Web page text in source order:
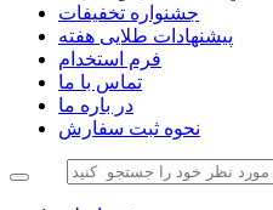
جشنواره تخفیفات
پیشنهادات طلایی هفته
فرم استخدام
تماس با ما
در باره ما
نحوه ثبت سفارش